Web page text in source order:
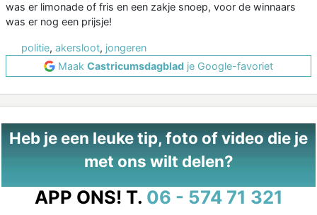
was er limonade of fris en een zakje snoep, voor de winnaars
was er nog een prijsje!
politie, akersloot, jongeren
Maak Castricumsdagblad je Google-favoriet
Heb je een leuke tip, foto of video die je
met ons wilt delen?
APP ONS! T. 06 - 574 71 321